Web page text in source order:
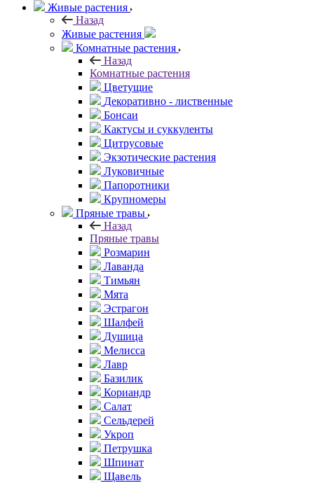
Живые растения
Назад
Живые растения
Комнатные растения
Назад
Комнатные растения
Цветущие
Декоративно - лиственные
Бонсаи
Кактусы и суккуленты
Цитрусовые
Экзотические растения
Луковичные
Папоротники
Крупномеры
Пряные травы
Назад
Пряные травы
Розмарин
Лаванда
Тимьян
Мята
Эстрагон
Шалфей
Душица
Мелисса
Лавр
Базилик
Кориандр
Салат
Сельдерей
Укроп
Петрушка
Шпинат
Щавель